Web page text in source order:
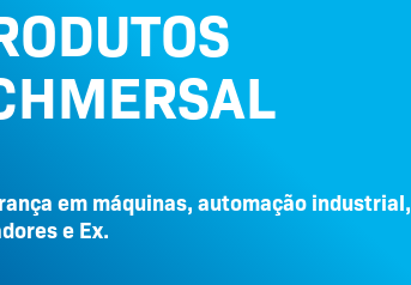
em máquinas, automação industrial,
e Ex.